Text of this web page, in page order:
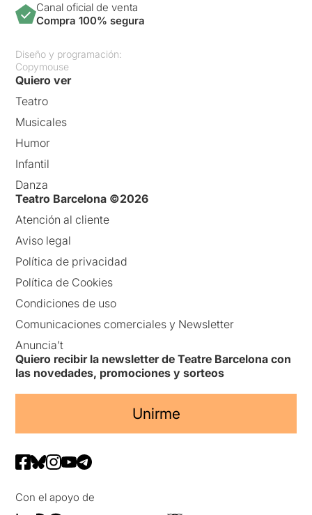
Canal oficial de venta
Compra 100% segura
Diseño y programación:
Copymouse
Quiero ver
Teatro
Musicales
Humor
Infantil
Danza
Teatro Barcelona ©2026
Atención al cliente
Aviso legal
Política de privacidad
Política de Cookies
Condiciones de uso
Comunicaciones comerciales y Newsletter
Anuncia’t
Quiero recibir la newsletter de Teatre Barcelona con
las novedades, promociones y sorteos
Unirme
Con el apoyo de